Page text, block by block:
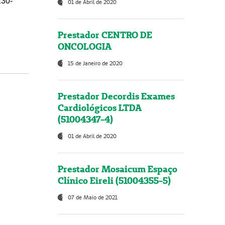
01 de Abril de 2020
Prestador CENTRO DE
ONCOLOGIA
15 de Janeiro de 2020
Prestador Decordis Exames
Cardiológicos LTDA
(51004347-4)
01 de Abril de 2020
Prestador Mosaicum Espaço
Clínico Eireli (51004355-5)
07 de Maio de 2021